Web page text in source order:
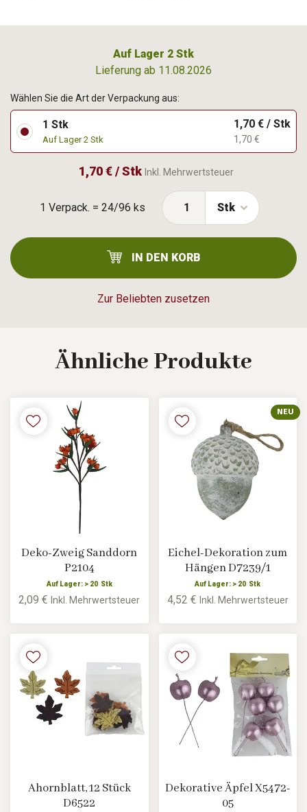
Auf Lager 2 Stk
Lieferung ab 11.08.2026
1 Verpack. = 24/96 ks
Zur Beliebten zusetzen
Wählen Sie die Art der Verpackung aus:
1 Stk
Auf Lager 2 Stk
1,70 € / Stk
1,70 €
1,70 € / Stk Inkl. Mehrwertsteuer
Stk
IN DEN KORB
Ähnliche Produkte
Deko-Zweig Sanddorn
P2104
Auf Lager: > 20 Stk
2,09 €Inkl. Mehrwertsteuer
NEU
Eichel-Dekoration zum
Hängen D7239/1
Auf Lager: > 20 Stk
4,52 € Inkl. Mehrwertsteuer
Ahornblatt, 12 Stück
D6522
Dekorative Äpfel X5472-
05